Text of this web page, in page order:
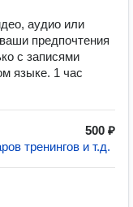
аудио или
предпочтения
с записями
языке. 1 час
500 ₽
тренингов и т.д.